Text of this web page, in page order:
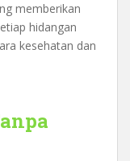
memberikan
hidangan
kesehatan dan